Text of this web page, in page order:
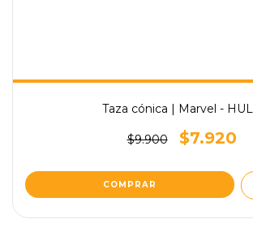
Taza cónica | Marvel -
$9.900 $7.920